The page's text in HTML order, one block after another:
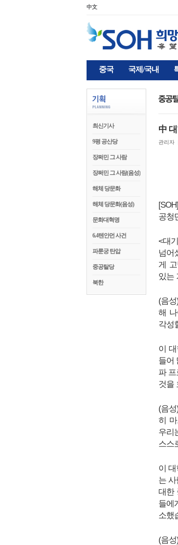
中文
중국 국제/국내
최신기사
9평 공산당
장쩌민 그 사람
장쩌민 그 사람(음성)
해체 당문화
해체 당문화(음성)
문화대혁명
6.4텐안먼 사건
파룬궁 탄압
중공탈당
북한
中
관리자
공청
<대
넘어
게
있는
(음
해
각성
이
들어
파
것을
(음
히
우리
스스
이
는
대한
들에
소했
(음